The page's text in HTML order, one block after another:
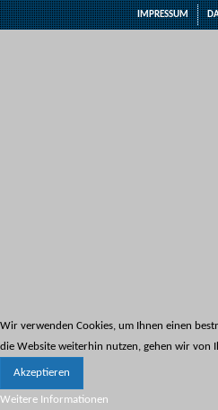
IMPRESSUM
Wir verwenden Cookies, um Ihnen einen
die Website weiterhin nutzen, gehen wir von
Akzeptieren
Weitere Informationen